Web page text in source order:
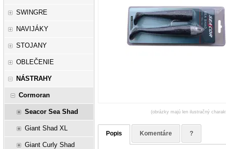
SWINGRE
NAVIJÁKY
STOJANY
OBLEČENIE
NÁSTRAHY
Cormoran
Seacor Sea Shad
Giant Shad XL
Giant Curly Shad
(obrázky majú len ilustračný
Popis Komentáre ?